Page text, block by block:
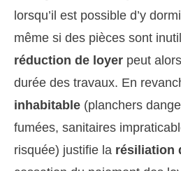
lorsqu’il est possible d’y
même si des pièces sont
réduction de loyer peut
durée des travaux. En
inhabitable (planchers
fumées, sanitaires
risquée) justifie la résiliation